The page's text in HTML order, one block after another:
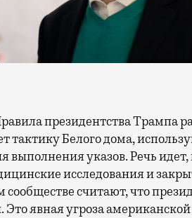
тактику Белого дома,
выполнения указов. Речь идет,
исследования и
считают, что
явная угроза американской